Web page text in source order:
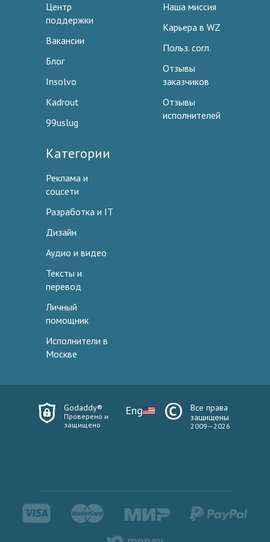
Центр
поддержки
Вакансии
Блог
Insolvo
Kadrout
99uslug
Наша миссия
Карьера в WZ
Польз. согл.
Отзывы
заказчиков
Отзывы
исполнителей
Категории
Реклама и
соцсети
Разработка и IT
Дизайн
Аудио и видео
Тексты и
перевод
Личный
помощник
Исполнители в
Москве
Godaddy®
Проверено и
защищено
Eng
Все права
защищены
2009—2026